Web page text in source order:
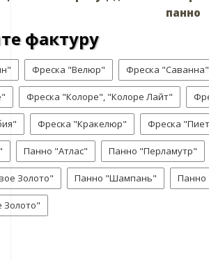
панно
фактуру
Фреска "Велюр" Фреска "Саванна"
Фреска "Колоре", "Колоре Лайт"
Фреска "Кракелюр" Фреска
Панно "Атлас" Панно "Перламутр"
Золото" Панно "Шампань" Панно
Золото"